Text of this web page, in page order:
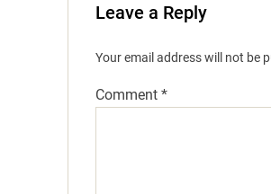
Leave a Reply
Your email address will not be
Comment *